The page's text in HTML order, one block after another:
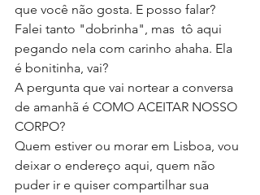
que você não gosta. E posso falar?
Falei tanto "dobrinha", mas  tô aqui
pegando nela com carinho ahaha. Ela
é bonitinha, vai?
A pergunta que vai nortear a conversa
de amanhã é COMO ACEITAR NOSSO
CORPO?
Quem estiver ou morar em Lisboa, vou
deixar o endereço aqui, quem não
puder ir e quiser compartilhar sua